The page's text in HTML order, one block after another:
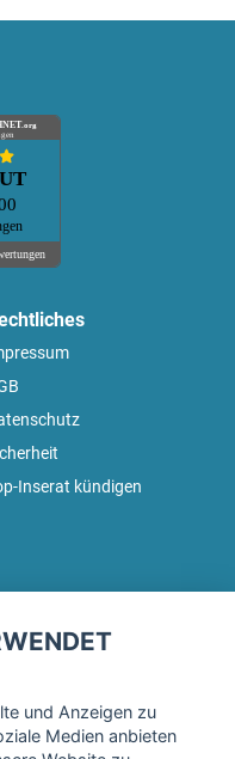
.org
Inserat kündigen
und erhalte regelmäßig
und Anzeigen zu
Medien anbieten